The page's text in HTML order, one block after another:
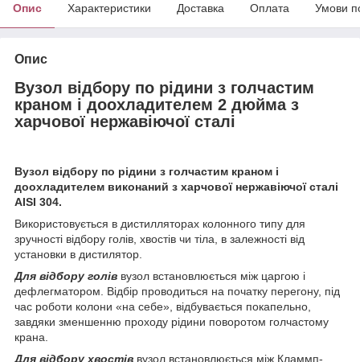
Опис Характеристики Доставка Оплата Умови
Опис
Вузол відбору по рідини з голчастим
краном і доохладителем 2 дюйма з
харчової нержавіючої сталі
Вузол відбору по рідини з голчастим краном і
доохладителем виконаний з харчової нержавіючої сталі
AISI 304.
Використовується в дистилляторах колонного типу для
зручності відбору голів, хвостів чи тіла, в залежності від
установки в дистилятор.
Для відбору голів вузол встановлюється між царгою і
дефлегматором. Відбір проводиться на початку перегону, під
час роботи колони «на себе», відбувається покапельно,
завдяки зменшенню проходу рідини поворотом голчастому
крана.
Для відбору хвостів вузол встановлюється між Кламмп-